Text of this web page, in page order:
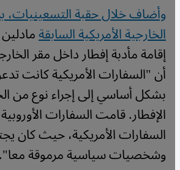
وأضاف خلال حقبة التسعينيات،
الخارجية الأمريكية السابقة
إقامة مأدبة إفطار داخل مقر
أن "السفارات الأمريكية كانت
بشكل أساسي إلى إجراء نوع من
الإفطار. قامت السفارات
السفارات الأمريكية، حيث كان
وشخصيات سياسية مرموقة معا".